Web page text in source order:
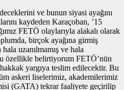
ve bunun siyasi ayağını
kaydeden Karaçoban, ’15
FETÖ olaylarıyla alakalı olarak
birçok ayağına girmiş
uzanılmamış ve hala
özellikle belirtiyorum FETÖ’nün
yargıya teslim edilecektir. Bu
askeri liselerimiz, akademilerimiz
(GATA) tekrar faaliyete geçirilip